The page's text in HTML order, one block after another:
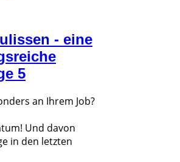
- eine
5
an Ihrem Job?
Und davon
in den letzten